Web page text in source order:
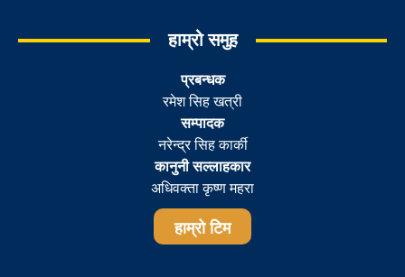
हाम्रो समुह
प्रबन्धक
रमेश सिह खत्री
सम्पादक
नरेन्द्र सिह कार्की
कानुनी सल्लाहकार
अधिवक्ता कृष्ण महरा
हाम्रो टिम